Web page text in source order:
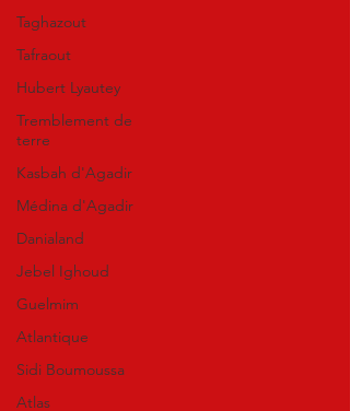
Taghazout
Tafraout
Hubert Lyautey
Tremblement de
terre
Kasbah d'Agadir
Médina d'Agadir
Danialand
Jebel Ighoud
Guelmim
Atlantique
Sidi Boumoussa
Atlas